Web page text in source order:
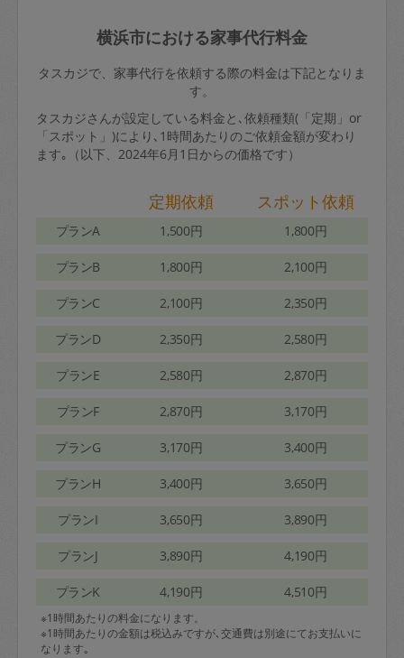
横浜市における家事代行料金
タスカジで、家事代行を依頼する際の料金は下記となりま
す。
タスカジさんが設定している料金と､依頼種類(「定期」or
「スポット」)により､1時間あたりのご依頼金額が変わり
ます｡（以下、2024年6月1日からの価格です）
定期依頼 スポット依頼
プランA 1,500円 1,800円
プランB 1,800円 2,100円
プランC 2,100円 2,350円
プランD 2,350円 2,580円
プランE 2,580円 2,870円
プランF 2,870円 3,170円
プランG 3,170円 3,400円
プランH 3,400円 3,650円
プランI 3,650円 3,890円
プランJ 3,890円 4,190円
プランK 4,190円 4,510円
※1時間あたりの料金になります。
※1時間あたりの金額は税込みですが､交通費は別途にてお支払いに
なります｡